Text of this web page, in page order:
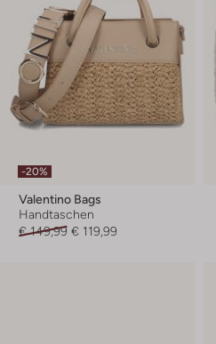
-20%
Valentino Bags
Handtaschen
€ 149,99 € 119,99